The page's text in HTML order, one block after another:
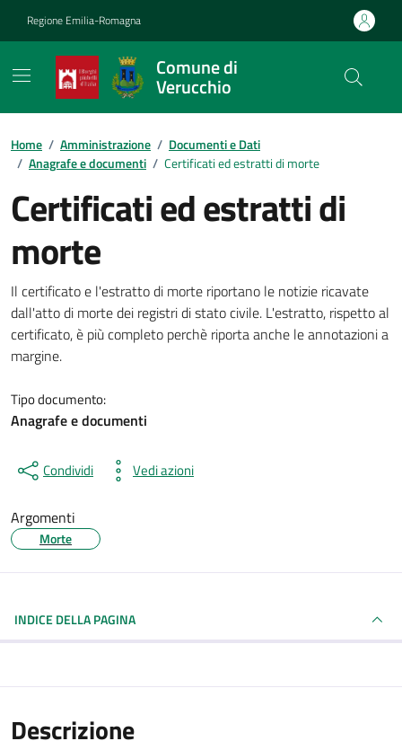
Regione Emilia-Romagna
Comune di
Verucchio
Contenuti in evidenza
Home / Amministrazione / Documenti e Dati
/ Anagrafe e documenti / Certificati ed estratti di morte
Certificati ed estratti di
morte
Dettagli del documento
Il certificato e l'estratto di morte riportano le notizie ricavate
dall'atto di morte dei registri di stato civile. L'estratto, rispetto al
certificato, è più completo perchè riporta anche le annotazioni a
margine.
Tipo documento:
Anagrafe e documenti
Condividi Vedi azioni
Argomenti
Morte
INDICE DELLA PAGINA
Descrizione